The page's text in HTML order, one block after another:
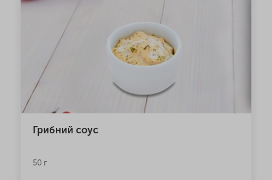
Грибний соус
50 г